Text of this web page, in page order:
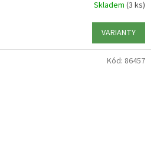
Skladem (3 ks)
VARIANTY
Kód: 86457